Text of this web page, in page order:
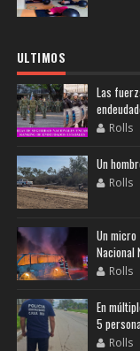
ULTIMOS
Las
Rolls
Un
Rolls
Un micro
Nacional
Rolls
En
5
Rolls